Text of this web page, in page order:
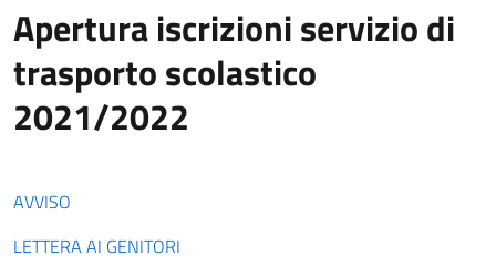
Apertura iscrizioni servizio di
trasporto scolastico
2021/2022
AVVISO
LETTERA AI GENITORI